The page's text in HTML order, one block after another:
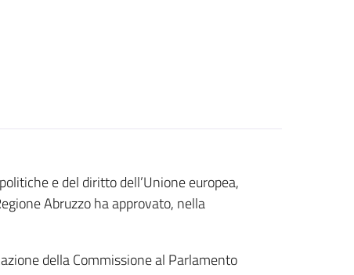
e del diritto dell’Unione europea,
Abruzzo ha approvato, nella
della Commissione al Parlamento